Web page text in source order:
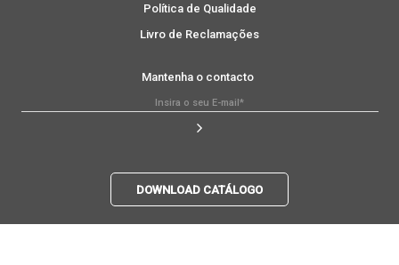
Política de Qualidade
Livro de Reclamações
Mantenha o contacto
DOWNLOAD CATÁLOGO